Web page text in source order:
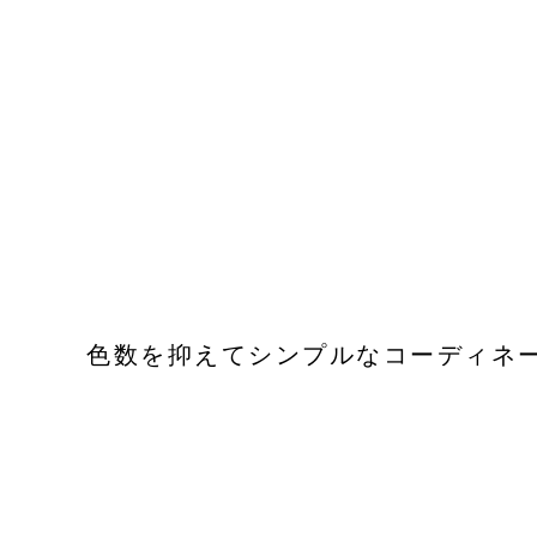
色数を抑えてシンプルなコーディネ